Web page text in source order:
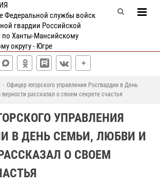
Федеральной службы войск
гвардии Российской
по Ханты-Мансийскому
округу - Югре
Офицер югорского управления Росгвардии в День
рассказал о своем секрете счастья
УПРАВЛЕНИЯ
В ДЕНЬ СЕМЬИ, ЛЮБВИ И
О СВОЕМ